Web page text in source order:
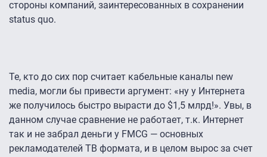
стороны компаний, заинтересованных в сохранении
status quo.
Те, кто до сих пор считает кабельные каналы new
media, могли бы привести аргумент: «ну у Интернета
же получилось быстро вырасти до $1,5 млрд!». Увы, в
данном случае сравнение не работает, т.к. Интернет
так и не забрал деньги у FMCG — основных
рекламодателей ТВ формата, и в целом вырос за счет